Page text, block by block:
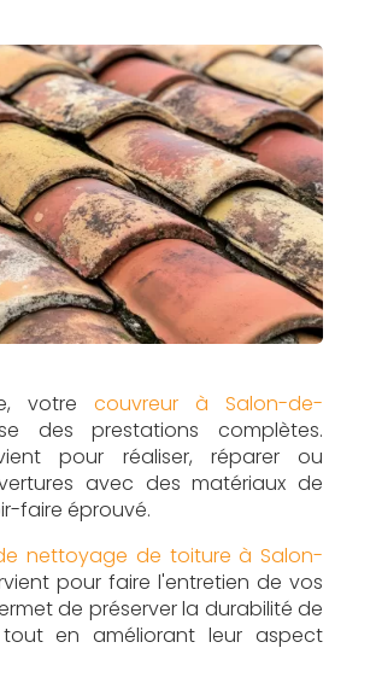
votre couvreur à Salon-de-
des prestations complètes.
pour réaliser, réparer ou
avec des matériaux de
faire éprouvé.
nettoyage de toiture à Salon-
pour faire l'entretien de vos
de préserver la durabilité de
en améliorant leur aspect